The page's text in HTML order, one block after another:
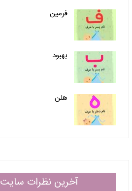
فرمین
بهبود
هلن
آخرین نظرات سایت